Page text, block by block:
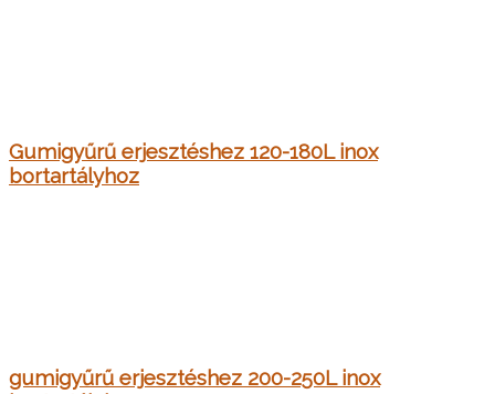
Gumigyűrű erjesztéshez 120-180L inox
bortartályhoz
gumigyűrű erjesztéshez 200-250L inox